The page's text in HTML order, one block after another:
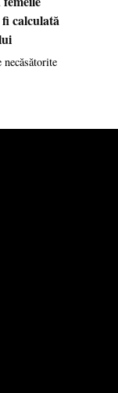
calculată